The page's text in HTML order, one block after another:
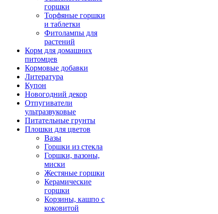
горшки
Торфяные горшки
и таблетки
Фитолампы для
растений
Корм для домашних
питомцев
Кормовые добавки
Литература
Купон
Новогодний декор
Отпугиватели
ультразвуковые
Питательные грунты
Плошки для цветов
Вазы
Горшки из стекла
Горшки, вазоны,
миски
Жестяные горшки
Керамические
горшки
Корзины, кашпо с
коковитой